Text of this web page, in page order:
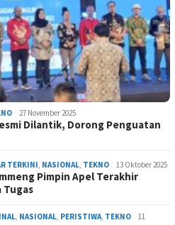
27 November 2025
Dilantik, Dorong Penguatan
TERKINI, NASIONAL, TEKNO 13 Oktober 2025
Pimpin Apel Terakhir
Tugas
, NASIONAL, PERISTIWA, TEKNO
11